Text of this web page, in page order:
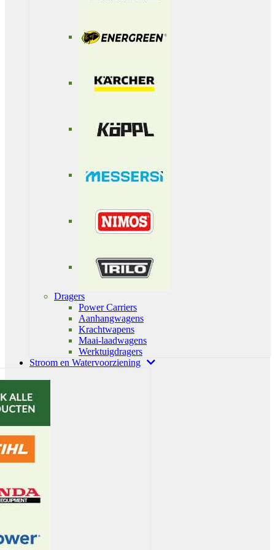
Dragers
Power Carriers
Aanhangwagens
Krachtwapens
Maai-laadwagens
Werktuigdragers
Stroom en Watervoorziening